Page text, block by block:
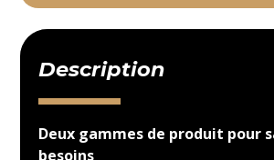
Description
Deux gammes de produit pour
besoins